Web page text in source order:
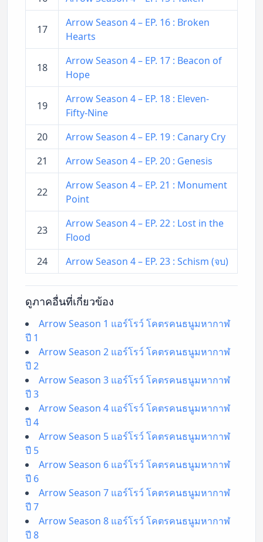
17
Arrow Season 4 – EP. 16 : Broken
Hearts
18
Arrow Season 4 – EP. 17 : Beacon of
Hope
19
Arrow Season 4 – EP. 18 : Eleven-
Fifty-Nine
20
Arrow Season 4 – EP. 19 : Canary Cry
21
Arrow Season 4 – EP. 20 : Genesis
22
Arrow Season 4 – EP. 21 : Monument
Point
23
Arrow Season 4 – EP. 22 : Lost in the
Flood
24
Arrow Season 4 – EP. 23 : Schism (จบ)
ดูภาคอื่นที่เกี่ยวข้อง
Arrow Season 1 แอร์โรว์ โคตรคนธนูมหากาฬ
ปี 1
Arrow Season 2 แอร์โรว์ โคตรคนธนูมหากาฬ
ปี 2
Arrow Season 3 แอร์โรว์ โคตรคนธนูมหากาฬ
ปี 3
Arrow Season 4 แอร์โรว์ โคตรคนธนูมหากาฬ
ปี 4
Arrow Season 5 แอร์โรว์ โคตรคนธนูมหากาฬ
ปี 5
Arrow Season 6 แอร์โรว์ โคตรคนธนูมหากาฬ
ปี 6
Arrow Season 7 แอร์โรว์ โคตรคนธนูมหากาฬ
ปี 7
Arrow Season 8 แอร์โรว์ โคตรคนธนูมหากาฬ
ปี 8